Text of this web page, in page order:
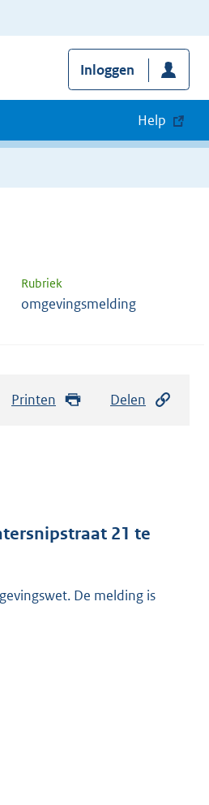
Inloggen
Help
Rubriek
omgevingsmelding
Printen Delen
21 te
De melding is